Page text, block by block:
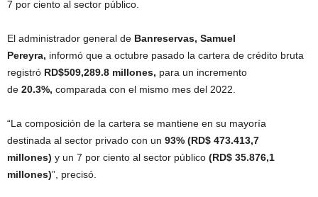
7 por ciento al sector público.
El administrador general de Banreservas, Samuel
Pereyra, informó que a octubre pasado la cartera de crédito bruta
registró RD$509,289.8 millones, para un incremento
de 20.3%, comparada con el mismo mes del 2022.
“La composición de la cartera se mantiene en su mayoría
destinada al sector privado con un 93% (RD$ 473.413,7
millones) y un 7 por ciento al sector público (RD$ 35.876,1
millones)”, precisó.